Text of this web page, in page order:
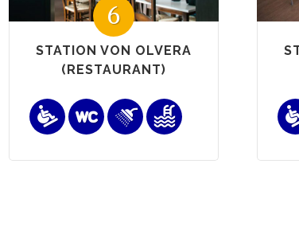
6
STATION VON OLVERA
(RESTAURANT)